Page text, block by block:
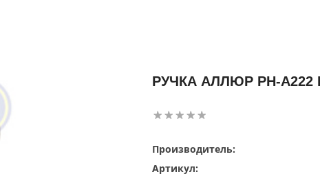
РУЧКА АЛЛЮР РН-А222
Производитель:
Артикул: